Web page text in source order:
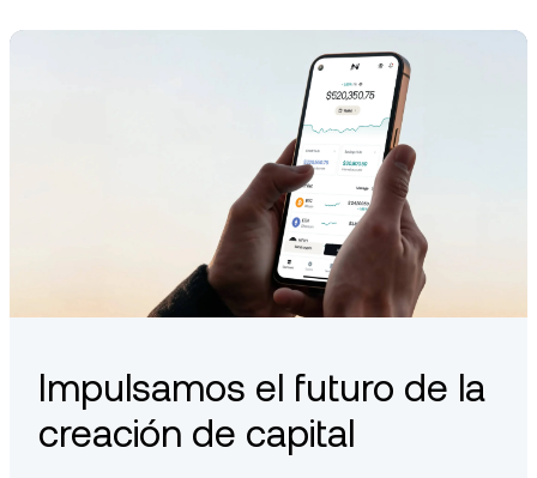
Impulsamos el futuro de la
creación de capital